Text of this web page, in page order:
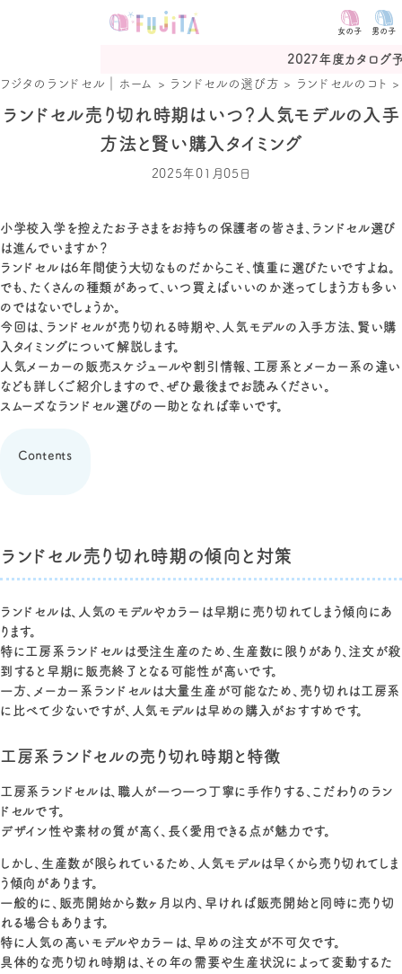
女の子 男の子
2027年度カタログ予約受付中
フジタのランドセル｜ホーム
> ランドセルの選び方 > ランドセルのコト
ランドセル売り切れ時期はいつ？人気モデルの入手
方法と賢い購入タイミング
2025年01月05日
小学校入学を控えたお子さまをお持ちの保護者の皆さま、ランドセル選び
は進んでいますか？
ランドセルは6年間使う大切なものだからこそ、慎重に選びたいですよね。
でも、たくさんの種類があって、いつ買えばいいのか迷ってしまう方も多い
のではないでしょうか。
今回は、ランドセルが売り切れる時期や、人気モデルの入手方法、賢い購
入タイミングについて解説します。
人気メーカーの販売スケジュールや割引情報、工房系とメーカー系の違い
なども詳しくご紹介しますので、ぜひ最後までお読みください。
スムーズなランドセル選びの一助となれば幸いです。
Contents
ランドセル売り切れ時期の傾向と対策
ランドセルは、人気のモデルやカラーは早期に売り切れてしまう傾向にあ
ります。
特に工房系ランドセルは受注生産のため、生産数に限りがあり、注文が殺
到すると早期に販売終了となる可能性が高いです。
一方、メーカー系ランドセルは大量生産が可能なため、売り切れは工房系
に比べて少ないですが、人気モデルは早めの購入がおすすめです。
工房系ランドセルの売り切れ時期と特徴
工房系ランドセルは、職人が一つ一つ丁寧に手作りする、こだわりのラン
ドセルです。
デザイン性や素材の質が高く、長く愛用できる点が魅力です。
しかし、生産数が限られているため、人気モデルは早くから売り切れてしま
う傾向があります。
一般的に、販売開始から数ヶ月以内、早ければ販売開始と同時に売り切
れる場合もあります。
特に人気の高いモデルやカラーは、早めの注文が不可欠です。
具体的な売り切れ時期は、その年の需要や生産状況によって変動するた